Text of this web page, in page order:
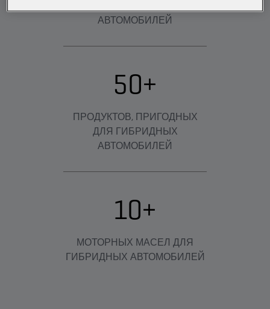
АВТОМОБИЛЕЙ
50+
ПРОДУКТОВ, ПРИГОДНЫХ
ДЛЯ ГИБРИДНЫХ
АВТОМОБИЛЕЙ
10+
МОТОРНЫХ МАСЕЛ ДЛЯ
ГИБРИДНЫХ АВТОМОБИЛЕЙ